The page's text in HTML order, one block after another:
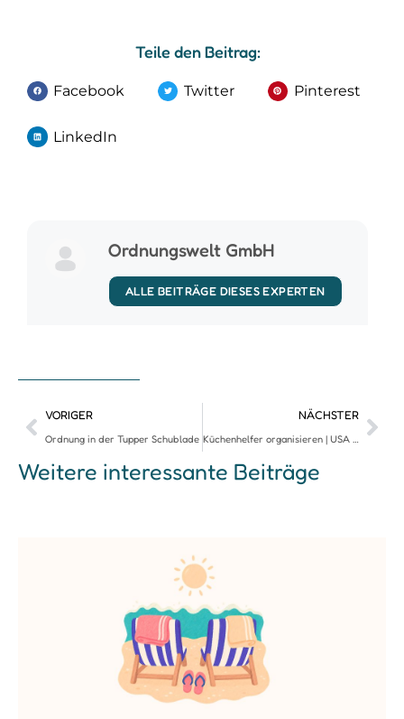
Teile den Beitrag:
Facebook Twitter Pinterest
LinkedIn
Ordnungswelt GmbH
ALLE BEITRÄGE DIESES EXPERTEN
VORIGER
Ordnung in der Tupper Schublade
NÄCHSTER
Küchenhelfer organisieren | USA vs. Deutschland
Weitere interessante Beiträge